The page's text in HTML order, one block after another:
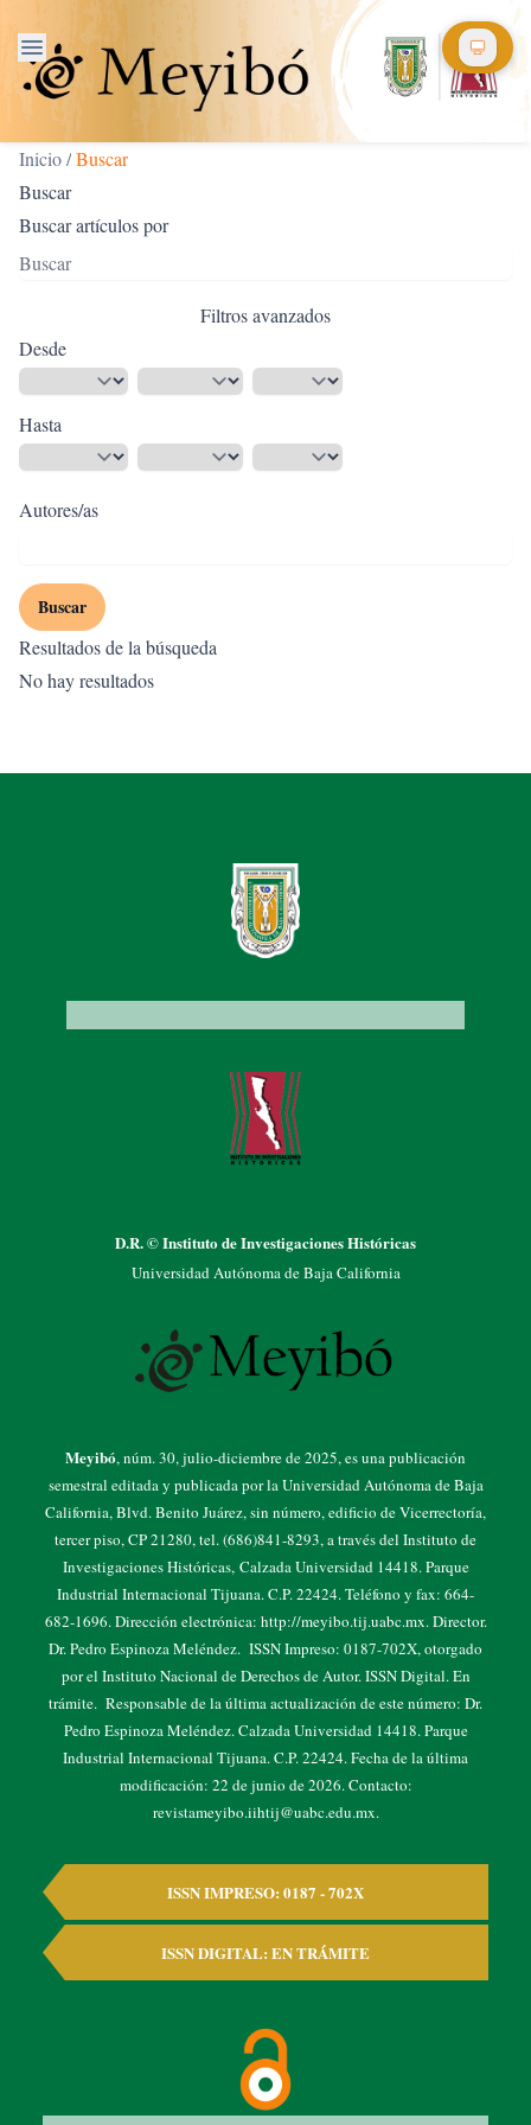
Inicio/Buscar
Buscar
Buscar artículos por
Filtros avanzados
Desde
Hasta
Autores/as
Buscar
Resultados de la búsqueda
No hay resultados
ISSN IMPRESO: 0187 - 702X
ISSN DIGITAL: EN TRÁMITE
D.R. © Instituto de Investigaciones Históricas
Universidad Autónoma de Baja California
Meyibó, núm. 30, julio-diciembre de 2025, es una publicación
semestral editada y publicada por la Universidad Autónoma de Baja
California, Blvd. Benito Juárez, sin número, edificio de Vicerrectoría,
tercer piso, CP 21280, tel. (686)841-8293, a través del Instituto de
Investigaciones Históricas, Calzada Universidad 14418. Parque
Industrial Internacional Tijuana. C.P. 22424. Teléfono y fax: 664-
682-1696. Dirección electrónica: http://meyibo.tij.uabc.mx. Director.
Dr. Pedro Espinoza Meléndez. ISSN Impreso: 0187-702X, otorgado
por el Instituto Nacional de Derechos de Autor. ISSN Digital. En
trámite. Responsable de la última actualización de este número: Dr.
Pedro Espinoza Meléndez. Calzada Universidad 14418. Parque
Industrial Internacional Tijuana. C.P. 22424. Fecha de la última
modificación: 22 de junio de 2026. Contacto:
revistameyibo.iihtij@uabc.edu.mx.